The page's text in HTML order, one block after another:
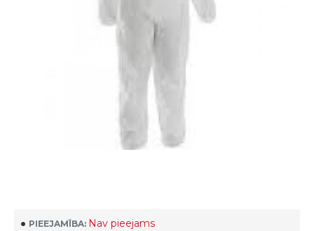
PIEEJAMĪBA: Nav pieejams